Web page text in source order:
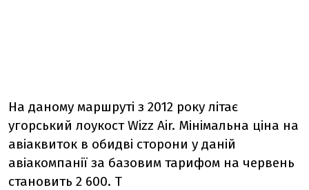
На даному маршруті з 2012 року літає
угорський лоукост Wizz Air. Мінімальна ціна на
авіаквиток в обидві сторони у даній
авіакомпанії за базовим тарифом на червень
становить 2 600. Т